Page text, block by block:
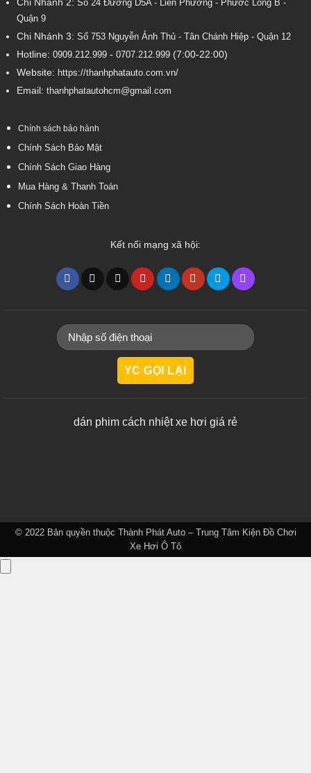
Chi Nhánh 2: Số 24 Đường D5A - Liên Phường - Phước Long B -
Quận 9
Chi Nhánh 3: Số 753Nguyễn Ảnh Thủ - Tân Chánh Hiệp - Quận 12
Hotline: 0909.212.999- 0707.212.999(7:00-22:00)
Website: https://thanhphatauto.com.vn/
Email: thanhphatautohcm@gmail.com
Chính sách bảo hành
Chính Sách Bảo Mật
Chính Sách Giao Hàng
Mua Hàng & Thanh Toán
Chính Sách Hoàn Tiền
Kết nối mạng xã hội:
dán phim cách nhiệt xe hơi giá rẻ
© 2022 Bản quyền thuộc Thành Phát Auto – Trung Tâm Kiện Đồ Chơi
Xe Hơi Ô Tô